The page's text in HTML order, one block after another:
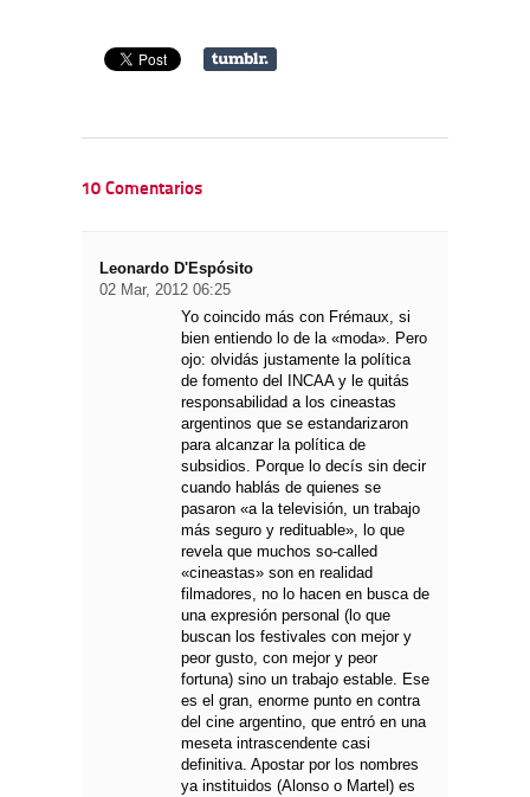
10 Comentarios
Leonardo D'Espósito
02 Mar, 2012 06:25
Yo coincido más con Frémaux, si
bien entiendo lo de la «moda». Pero
ojo: olvidás justamente la política
de fomento del INCAA y le quitás
responsabilidad a los cineastas
argentinos que se estandarizaron
para alcanzar la política de
subsidios. Porque lo decís sin decir
cuando hablás de quienes se
pasaron «a la televisión, un trabajo
más seguro y redituable», lo que
revela que muchos so-called
«cineastas» son en realidad
filmadores, no lo hacen en busca de
una expresión personal (lo que
buscan los festivales con mejor y
peor gusto, con mejor y peor
fortuna) sino un trabajo estable. Ese
es el gran, enorme punto en contra
del cine argentino, que entró en una
meseta intrascendente casi
definitiva. Apostar por los nombres
ya instituidos (Alonso o Martel) es